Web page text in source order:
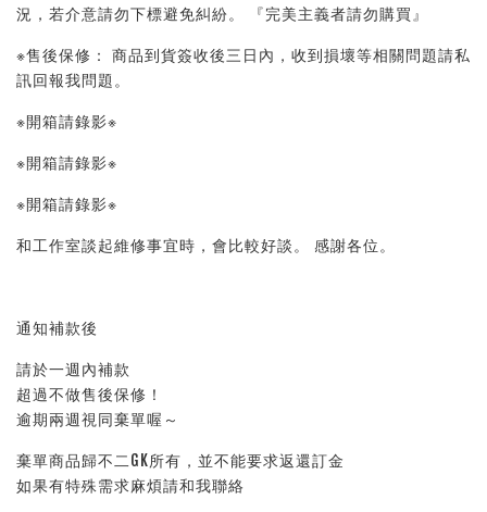
況，若介意請勿下標避免糾紛。 『完美主義者請勿購買』
※售後保修： 商品到貨簽收後三日內，收到損壞等相關問題請私
訊回報我問題。
※開箱請錄影※
※開箱請錄影※
※開箱請錄影※
和工作室談起維修事宜時，會比較好談。 感謝各位。
通知補款後
請於一週內補款
超過不做售後保修！
逾期兩週視同棄單喔～
棄單商品歸不二GK所有，並不能要求返還訂金
如果有特殊需求麻煩請和我聯絡